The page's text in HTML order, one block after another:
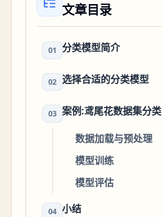
文章目录
01 分类模型简介
02 选择合适的分类模型
03 案例:鸢尾花数据集分类
数据加载与预处理
模型训练
模型评估
04 小结